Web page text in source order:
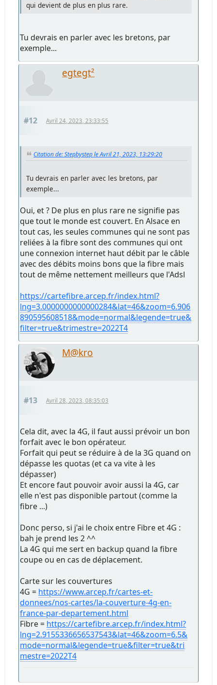
qui devient de plus en plus rare.
Tu devrais en parler avec les bretons, par
exemple...
egtegt²
#12 Avril 24, 2023, 23:33:55
Citation de: Stepbystep le Avril 21, 2023, 13:29:20
Tu devrais en parler avec les bretons, par
exemple...
Oui, et ? De plus en plus rare ne signifie pas
que tout le monde est couvert. En Alsace en
tout cas, les seules communes qui ne sont pas
reliées à la fibre sont des communes qui ont
une connexion internet haut débit par le câble
avec des débits moins bons que la fibre mais
tout de même nettement meilleurs que l'Adsl
https://cartefibre.arcep.fr/index.html?
lng=3.0000000000000284&lat=46&zoom=6.906
890595608518&mode=normal&legende=true&
filter=true&trimestre=2022T4
M@kro
#13 Avril 28, 2023, 08:35:03
Cela dit, avec la 4G, il faut aussi prévoir un bon
forfait avec le bon opérateur.
Forfait qui peut se réduire à de la 3G quand on
dépasse les quotas (et ca va vite à les
dépasser)
Et encore faut pouvoir avoir aussi la 4G, car
elle n'est pas disponible partout (comme la
fibre ...)
Donc perso, si j'ai le choix entre Fibre et 4G :
bah je prend les 2 ^^
La 4G qui me sert en backup quand la fibre
coupe ou en cas de déplacement.
Carte sur les couvertures
4G = https://www.arcep.fr/cartes-et-
donnees/nos-cartes/la-couverture-4g-en-
france-par-departement.html
Fibre = https://cartefibre.arcep.fr/index.html?
lng=2.9155336656537543&lat=46&zoom=6.5&
mode=normal&legende=true&filter=true&tri
mestre=2022T4